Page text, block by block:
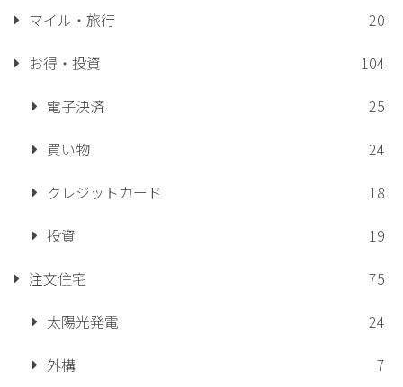
マイル・旅行
20
お得・投資
104
電子決済
25
買い物
24
クレジットカード
18
投資
19
注文住宅
75
太陽光発電
24
外構
7